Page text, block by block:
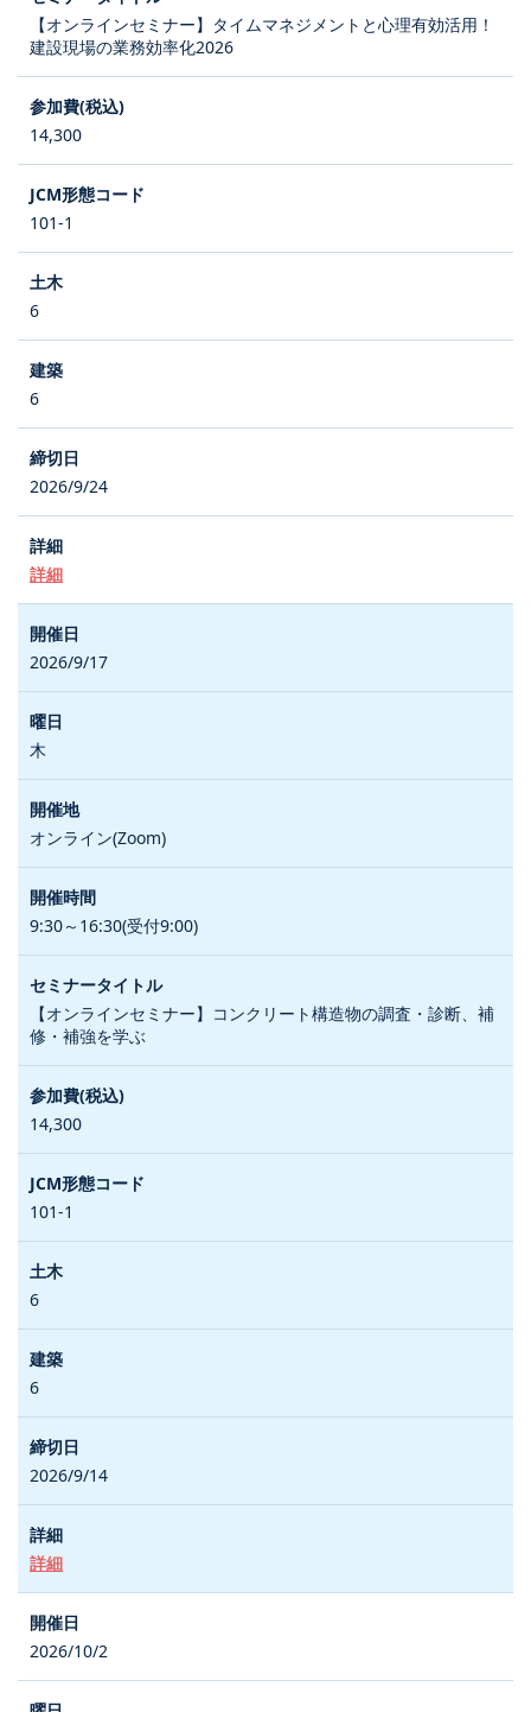
【オンラインセミナー】タイムマネジメントと心理有効活用！
建設現場の業務効率化2026
14,300
101-1
6
6
2026/9/24
詳細
2026/9/17
木
オンライン(Zoom)
9:30～16:30(受付9:00)
【オンラインセミナー】コンクリート構造物の調査・診断、補
修・補強を学ぶ
14,300
101-1
6
6
2026/9/14
詳細
2026/10/2